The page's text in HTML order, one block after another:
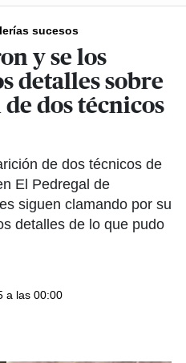
sucesos
y se los
detalles sobre
dos técnicos
de dos técnicos de
El Pedregal de
siguen clamando por su
detalles de lo que pudo
a las 00:00